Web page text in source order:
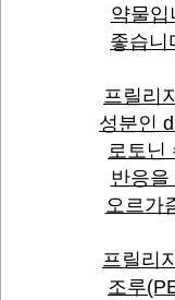
약물
좋습니
프릴리
성분인
로토닌
반응
오르가
프릴리
조루